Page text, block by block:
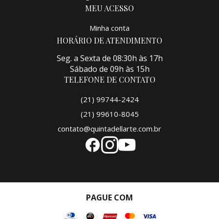
MEU ACESSO
Minha conta
HORÁRIO DE ATENDIMENTO
Seg. a Sexta de 08:30h às 17h
Sábado de 09h às 15h
TELEFONE DE CONTATO
(21) 99744-2424
(21) 99610-8045
contato@quintadellarte.com.br
PAGUE COM